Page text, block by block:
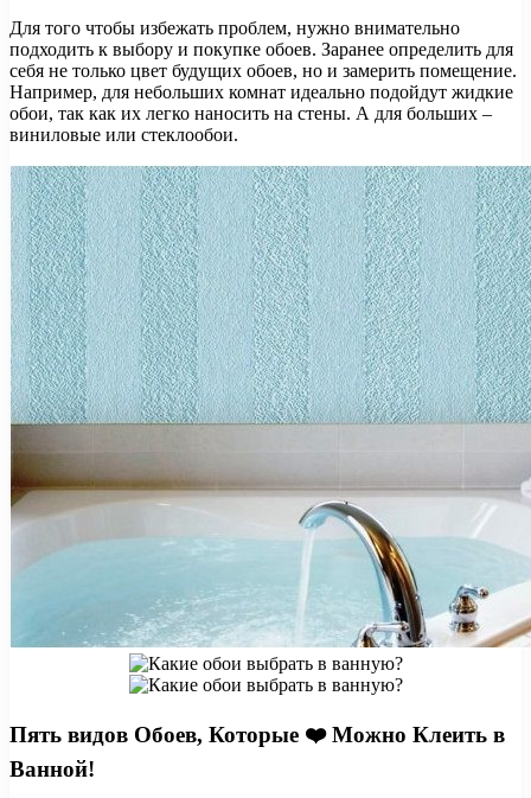
Для того чтобы избежать проблем, нужно внимательно
подходить к выбору и покупке обоев. Заранее определить для
себя не только цвет будущих обоев, но и замерить помещение.
Например, для небольших комнат идеально подойдут жидкие
обои, так как их легко наносить на стены. А для больших –
виниловые или стеклообои.
Пять видов Обоев, Которые ❤️ Можно Клеить в
Ванной!